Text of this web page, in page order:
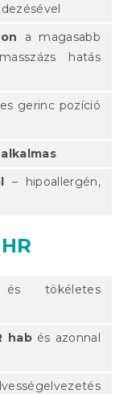
a magasabb
hatás
gerinc pozíció
– hipoallergén,
tökéletes
habés azonnal